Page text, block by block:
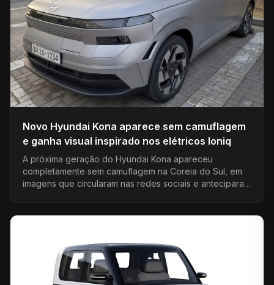
Novo Hyundai Kona aparece sem camuflagem
e ganha visual inspirado nos elétricos Ioniq
A próxima geração do Hyundai Kona apareceu
completamente sem camuflagem na Coreia do Sul, em
imagens que circularam nas redes sociais e anteciparam